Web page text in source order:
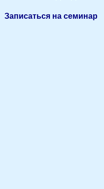
Записаться на семинар